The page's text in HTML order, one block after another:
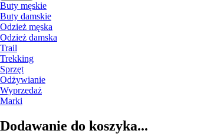
Buty męskie
Buty damskie
Odzież męska
Odzież damska
Trail
Trekking
Sprzęt
Odżywianie
Wyprzedaż
Marki
Dodawanie do koszyka...